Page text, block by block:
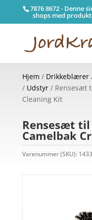
7876 8672 - Denne
shops med
Hjem / Drikkeblærer
/ Udstyr/ Rensesæt
Cleaning Kit
Rensesæt
Camelbak
Varenummer (SKU):